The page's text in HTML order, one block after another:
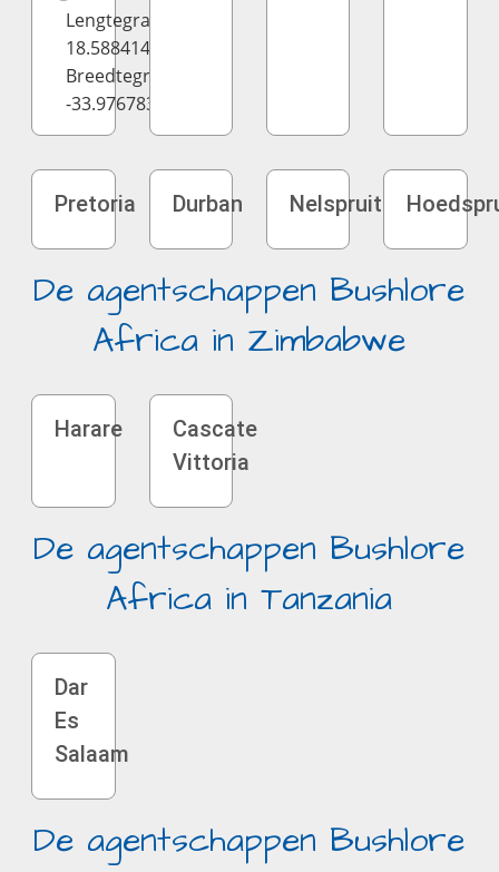
Lengtegraad:
18.588414
Breedtegraad:
-33.976783
Pretoria Durban Nelspruit
De agentschappen Bushlore
Africa in Zimbabwe
Harare
Cascate
Vittoria
De agentschappen Bushlore
Africa in Tanzania
Dar
Es
Salaam
De agentschappen Bushlore